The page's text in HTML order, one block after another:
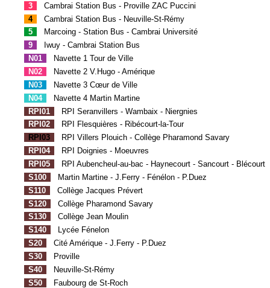
3
Cambrai Station Bus - Proville ZAC Puccini
4
Cambrai Station Bus - Neuville-St-Rémy
5
Marcoing - Station Bus - Cambrai Université
9
Iwuy - Cambrai Station Bus
N01
Navette 1 Tour de Ville
N02
Navette 2 V.Hugo - Amérique
N03
Navette 3 Cœur de Ville
N04
Navette 4 Martin Martine
RPI01
RPI Seranvillers - Wambaix - Niergnies
RPI02
RPI Flesquières - Ribécourt-la-Tour
RPI03
RPI Villers Plouich - Collège Pharamond Savary
RPI04
RPI Doignies - Moeuvres
RPI05
RPI Aubencheul-au-bac - Haynecourt - Sancourt - Blécourt
S100
Martin Martine - J.Ferry - Fénélon - P.Duez
S110
Collège Jacques Prévert
S120
Collège Pharamond Savary
S130
Collège Jean Moulin
S140
Lycée Fénelon
S20
Cité Amérique - J.Ferry - P.Duez
S30
Proville
S40
Neuville-St-Rémy
S50
Faubourg de St-Roch